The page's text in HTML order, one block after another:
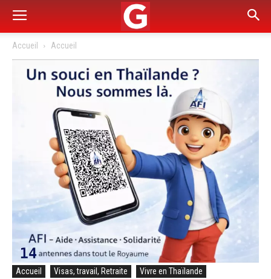
Accueil Accueil
Accueil Visas, travail, Retraite Vivre en Thaïlande